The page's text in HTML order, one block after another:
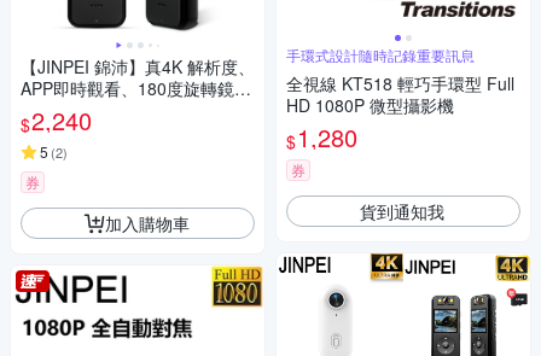
【JINPEI 錦沛】真4K 解析度、
APP即時觀看、180度旋轉鏡
頭、自行車錄影、針孔攝影機
微型攝影機密錄器
$2,240
5 (2)
券
加入購物車
手環式設計隨時記錄重要訊息
全視線 KT518 輕巧手環型 Full
HD 1080P 微型攝影機
$1,280
券
貨到通知我